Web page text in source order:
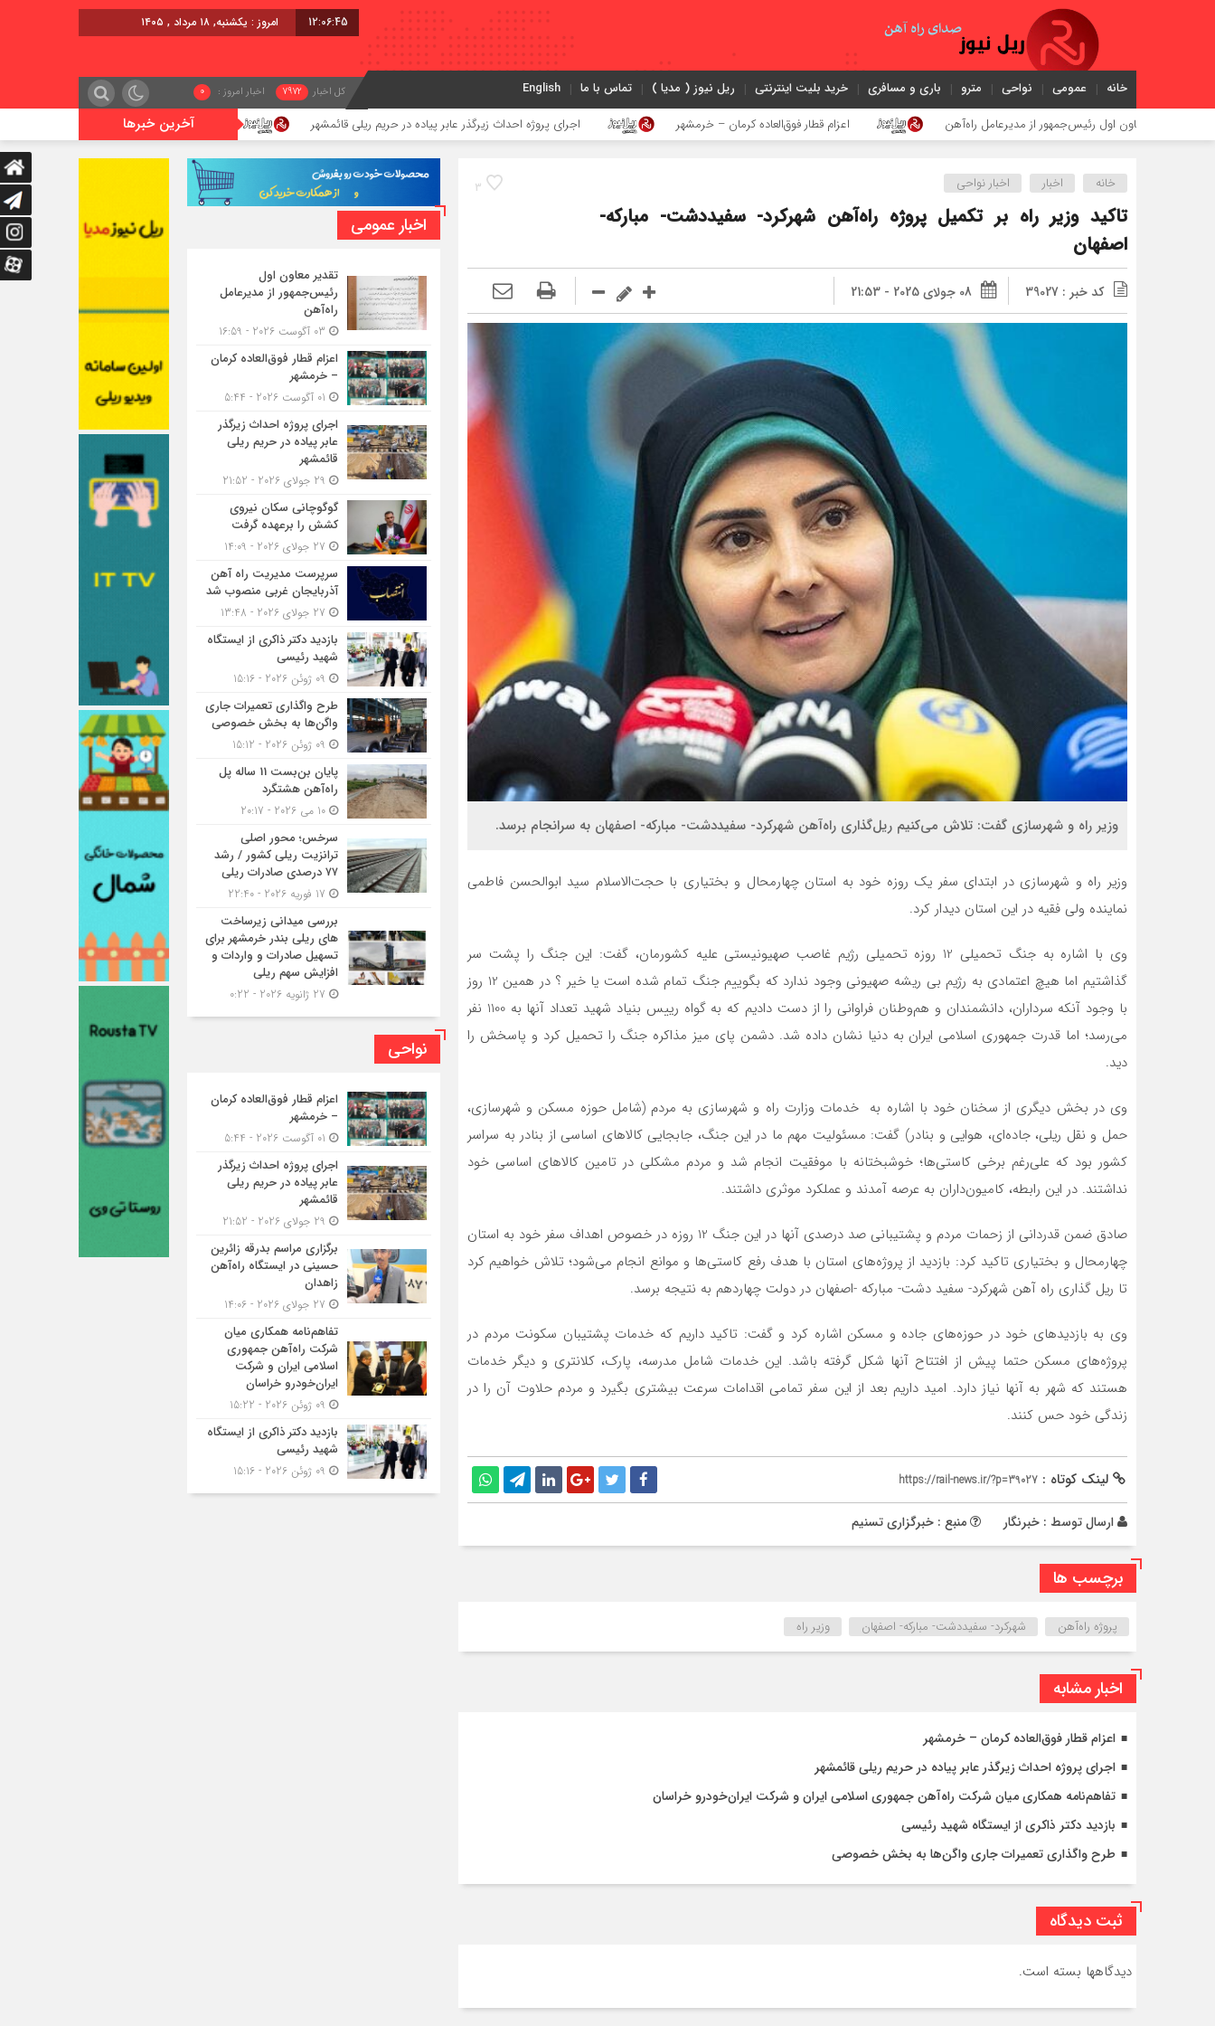
12:06:46 برابر با : Sunday - 9 August - 2026
خانه عمومی نواحی مترو باری و مسافری خرید بلیت اینترنتی ریل نیوز ( مدیا ) تماس با ما English کل اخبار 7972 اخبار امروز : 0
آخرین خبرها اول رئیس‌جمهور از مدیرعامل راه‌آهن اعزام قطار فوق‌العاده کرمان – خرمشهر اجرای پروژه احداث زیرگذر عابر پیاده در حریم ریلی قائمشهر گوگوچانی سکان نیروی کشش را برعهده گرفت
3 خانه اخبار اخبار نواحی
تاکید وزیر راه بر تکمیل پروژه راه‌آهن شهرکرد- سفیددشت- مبارکه-
اصفهان
کد خبر : 39027 08 جولای 2025 - 21:53
وزیر راه و شهرسازی گفت: تلاش می‌کنیم ریل‌گذاری راه‌آهن شهرکرد- سفیددشت- مبارکه- اصفهان به سرانجام برسد.
وزیر راه و شهرسازی در ابتدای سفر یک روزه خود به استان چهارمحال و بختیاری با حجت‌الاسلام سید ابوالحسن فاطمی
نماینده ولی فقیه در این استان دیدار کرد.
وی با اشاره به جنگ تحمیلی 12 روزه تحمیلی رژیم غاصب صهیونیستی علیه کشورمان، گفت: این جنگ را پشت سر
گذاشتیم اما هیچ اعتمادی به رژیم بی ریشه صهیونی وجود ندارد که بگوییم جنگ تمام شده است یا خیر ؟ در همین 12 روز
با وجود آنکه سرداران، دانشمندان و هم‌وطنان فراوانی را از دست دادیم که به گواه رییس بنیاد شهید تعداد آنها به 1100 نفر
می‌رسد؛ اما قدرت جمهوری اسلامی ایران به دنیا نشان داده شد. دشمن پای میز مذاکره جنگ را تحمیل کرد و پاسخش را
دید.
وی در بخش دیگری از سخنان خود با اشاره به خدمات وزارت راه و شهرسازی به مردم (شامل حوزه‌ مسکن و شهرسازی،
حمل و نقل ریلی، جاده‌ای، هوایی و بنادر) گفت: مسئولیت مهم ما در این جنگ، جابجایی کالاهای اساسی از بنادر به سراسر
کشور بود که علی‌رغم برخی کاستی‌ها؛ خوشبختانه با موفقیت انجام شد و مردم مشکلی در تامین کالاهای اساسی خود
نداشتند. در این رابطه‌، کامیون‌داران به عرصه آمدند و عملکرد موثری داشتند.
صادق ضمن قدردانی از زحمات مردم و پشتیبانی صد درصدی آنها در این جنگ 12 روزه در خصوص اهداف سفر خود به استان
چهارمحال و بختیاری تاکید کرد: بازدید از پروژه‌های استان با هدف رفع کاستی‌ها و موانع انجام می‌شود؛ تلاش خواهیم کرد
تا ریل گذاری راه آهن شهرکرد- سفید دشت- مبارکه -اصفهان در دولت چهاردهم به نتیجه برسد.
وی به بازدیدهای خود در حوزه‌های جاده و مسکن اشاره کرد و گفت: تاکید داریم که خدمات پشتیبان سکونت مردم در
‌پروژه‌های مسکن حتما پیش از افتتاح آنها شکل گرفته باشد. این خدمات شامل مدرسه، پارک، کلانتری و دیگر خدمات
هستند که شهر به آنها نیاز دارد‌. امید داریم بعد از این سفر تمامی اقدامات سرعت بیشتری بگیرد و مردم حلاوت آن را در
زندگی خود حس کنند.
لینک کوتاه : https://rail-news.ir/?p=39027
ارسال توسط : خبرنگار منبع : خبرگزاری تسنیم
برچسب ها
پروژه راه‌آهن شهرکرد- سفیددشت- مبارکه- اصفهان وزیر راه
اخبار مشابه
اعزام قطار فوق‌العاده کرمان – خرمشهر
اجرای پروژه احداث زیرگذر عابر پیاده در حریم ریلی قائمشهر
تفاهم‌نامه همکاری میان شرکت راه‌آهن جمهوری اسلامی ایران و شرکت ایران‌خودرو خراسان
بازدید دکتر ذاکری از ایستگاه شهید رئیسی
طرح واگذاری تعمیرات جاری واگن‌ها به بخش خصوصی
ثبت دیدگاه
دیدگاهها بسته است.
اخبار عمومی
تقدیر معاون اول
رئیس‌جمهور از مدیرعامل
راه‌آهن
اعزام قطار فوق‌العاده کرمان
– خرمشهر
اجرای پروژه احداث زیرگذر
عابر پیاده در حریم ریلی
قائمشهر
گوگوچانی سکان نیروی
کشش را برعهده گرفت
سرپرست مدیریت راه آهن
آذربایجان غربی منصوب شد
بازدید دکتر ذاکری از ایستگاه
شهید رئیسی
طرح واگذاری تعمیرات جاری
واگن‌ها به بخش خصوصی
پایان بن‌بست 11 ساله پل
راه‌آهن هشتگرد
سرخس؛ محور اصلی
ترانزیت ریلی کشور / رشد
۷۷ درصدی صادرات ریلی
بررسی میدانی زیرساخت
های ریلی بندر خرمشهر برای
تسهیل صادرات و واردات و
افزایش سهم ریلی
نواحی
اعزام قطار فوق‌العاده کرمان
– خرمشهر
اجرای پروژه احداث زیرگذر
عابر پیاده در حریم ریلی
قائمشهر
برگزاری مراسم بدرقه زائرین
حسینی در ایستگاه راه‌آهن
زاهدان
تفاهم‌نامه همکاری میان
شرکت راه‌آهن جمهوری
اسلامی ایران و شرکت
ایران‌خودرو خراسان
بازدید دکتر ذاکری از ایستگاه
شهید رئیسی